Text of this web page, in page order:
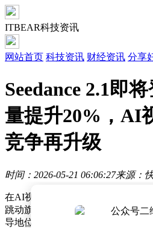
ITBEAR科技资讯
网站首页 科技资讯 财经资讯 分享
Seedance 2.1即
量提升20%，AI
竞争再升级
时间：2026-05-21 06:06:27来源：
在AI视频生成领域，一场激烈的
跳动旗下的Seedance 2.0模型凭借
导地位。据权威机构AI普瑞斯统